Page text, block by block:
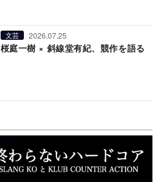
文芸 2026.07.25
桜庭一樹 × 斜線堂有紀、競作を語る